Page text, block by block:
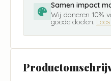
Samen impact
Wij doneren 10%
goede doelen.